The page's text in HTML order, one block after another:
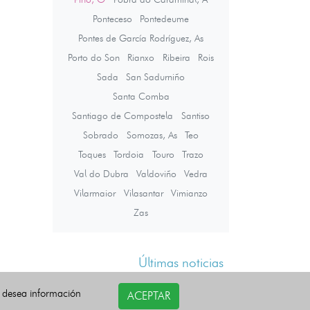
Ponteceso
Pontedeume
Pontes de García Rodríguez, As
Porto do Son
Rianxo Ribeira
Rois
Sada
San Sadurniño
Santa Comba
Santiago de Compostela
Santiso
Sobrado
Somozas, As
Teo
Toques
Tordoia Touro
Trazo
Val do Dubra
Valdoviño
Vedra
Vilarmaior
Vilasantar
Vimianzo
Zas
Últimas noticias
información
ACEPTAR